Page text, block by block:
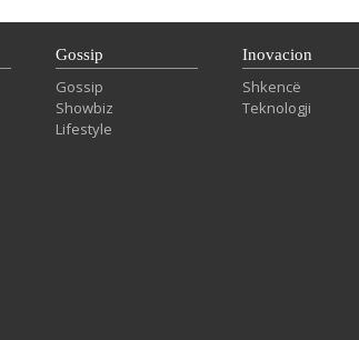
Gossip
Gossip
Showbiz
Lifestyle
Inovacion
Shkencë
Teknologji